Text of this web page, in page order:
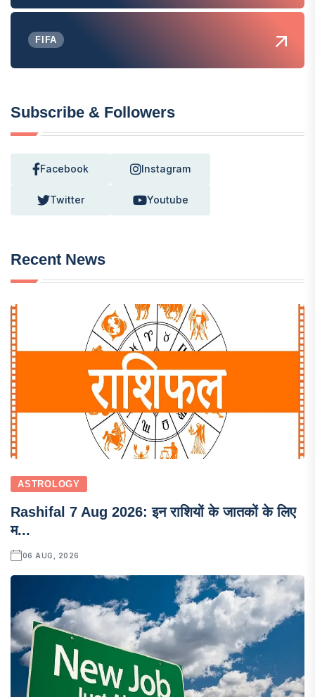
FIFA
Subscribe & Followers
Facebook Instagram
Twitter Youtube
Recent News
ASTROLOGY
Rashifal 7 Aug 2026: इन राशियों के जातकों के लिए
म...
06 AUG, 2026